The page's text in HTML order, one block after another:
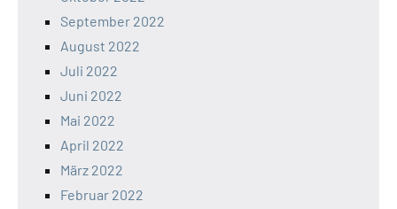
September 2022
August 2022
Juli 2022
Juni 2022
Mai 2022
April 2022
März 2022
Februar 2022